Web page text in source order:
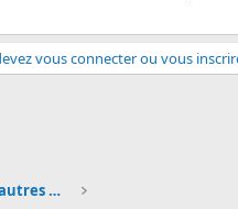
vous connecter ou vous
BTS MUC - Questions générales et autres matières p